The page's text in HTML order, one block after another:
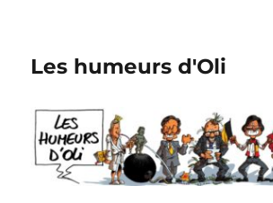
Les humeurs d'Oli